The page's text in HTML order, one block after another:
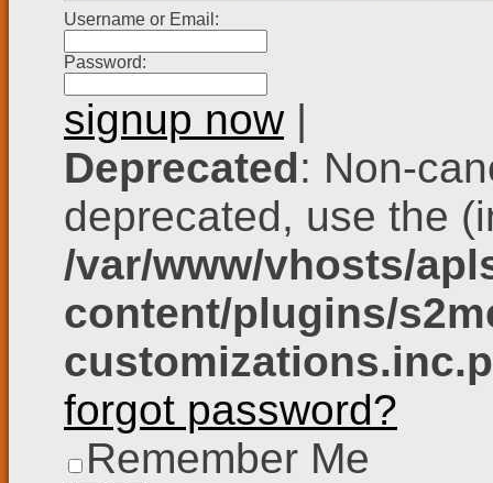
Username or Email:
Password:
signup now|
Deprecated: Non-
deprecated, use the
/var/www/vhosts/
content/plugins/
forgot password?
Remember Me